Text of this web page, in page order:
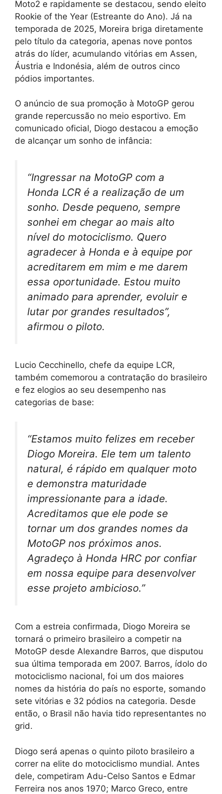
Moto2 e rapidamente se destacou, sendo eleito
Rookie of the Year (Estreante do Ano). Já na
temporada de 2025, Moreira briga diretamente
pelo título da categoria, apenas nove pontos
atrás do líder, acumulando vitórias em Assen,
Áustria e Indonésia, além de outros cinco
pódios importantes.
O anúncio de sua promoção à MotoGP gerou
grande repercussão no meio esportivo. Em
comunicado oficial, Diogo destacou a emoção
de alcançar um sonho de infância:
“Ingressar na MotoGP com a
Honda LCR é a realização de um
sonho. Desde pequeno, sempre
sonhei em chegar ao mais alto
nível do motociclismo. Quero
agradecer à Honda e à equipe por
acreditarem em mim e me darem
essa oportunidade. Estou muito
animado para aprender, evoluir e
lutar por grandes resultados”,
afirmou o piloto.
Lucio Cecchinello, chefe da equipe LCR,
também comemorou a contratação do brasileiro
e fez elogios ao seu desempenho nas
categorias de base:
“Estamos muito felizes em receber
Diogo Moreira. Ele tem um talento
natural, é rápido em qualquer moto
e demonstra maturidade
impressionante para a idade.
Acreditamos que ele pode se
tornar um dos grandes nomes da
MotoGP nos próximos anos.
Agradeço à Honda HRC por confiar
em nossa equipe para desenvolver
esse projeto ambicioso.”
Com a estreia confirmada, Diogo Moreira se
tornará o primeiro brasileiro a competir na
MotoGP desde Alexandre Barros, que disputou
sua última temporada em 2007. Barros, ídolo do
motociclismo nacional, foi um dos maiores
nomes da história do país no esporte, somando
sete vitórias e 32 pódios na categoria. Desde
então, o Brasil não havia tido representantes no
grid.
Diogo será apenas o quinto piloto brasileiro a
correr na elite do motociclismo mundial. Antes
dele, competiram Adu-Celso Santos e Edmar
Ferreira nos anos 1970; Marco Greco, entre